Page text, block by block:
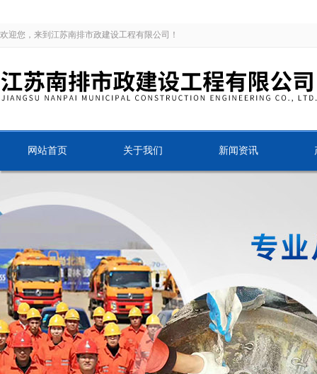
欢迎您，来到江苏南排市政建设工程有限公司！
网站首页 关于我们 新闻资讯